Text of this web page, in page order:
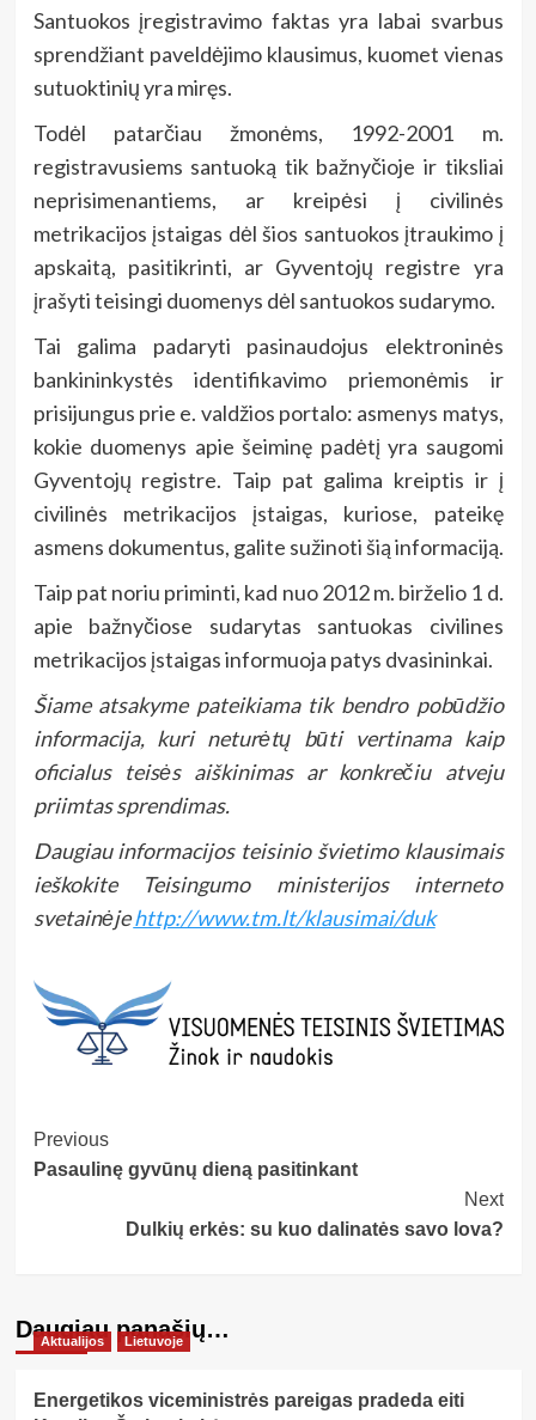
Santuokos įregistravimo faktas yra labai svarbus
sprendžiant paveldėjimo klausimus, kuomet vienas
sutuoktinių yra miręs.
Todėl patarčiau žmonėms, 1992-2001 m.
registravusiems santuoką tik bažnyčioje ir tiksliai
neprisimenantiems, ar kreipėsi į civilinės
metrikacijos įstaigas dėl šios santuokos įtraukimo į
apskaitą, pasitikrinti, ar Gyventojų registre yra
įrašyti teisingi duomenys dėl santuokos sudarymo.
Tai galima padaryti pasinaudojus elektroninės
bankininkystės identifikavimo priemonėmis ir
prisijungus prie e. valdžios portalo: asmenys matys,
kokie duomenys apie šeiminę padėtį yra saugomi
Gyventojų registre. Taip pat galima kreiptis ir į
civilinės metrikacijos įstaigas, kuriose, pateikę
asmens dokumentus, galite sužinoti šią informaciją.
Taip pat noriu priminti, kad nuo 2012 m. birželio 1 d.
apie bažnyčiose sudarytas santuokas civilines
metrikacijos įstaigas informuoja patys dvasininkai.
Šiame atsakyme pateikiama tik bendro pobūdžio
informacija, kuri neturėtų būti vertinama kaip
oficialus teisės aiškinimas ar konkrečiu atveju
priimtas sprendimas.
Daugiau informacijos teisinio švietimo klausimais
ieškokite Teisingumo ministerijos interneto
svetainėjehttp://www.tm.lt/klausimai/duk
Post
Navigation
Previous
Pasaulinę gyvūnų dieną pasitinkant
Next
Dulkių erkės: su kuo dalinatės savo lova?
Daugiau panašių…
Aktualijos Lietuvoje
Energetikos viceministrės pareigas pradeda eiti